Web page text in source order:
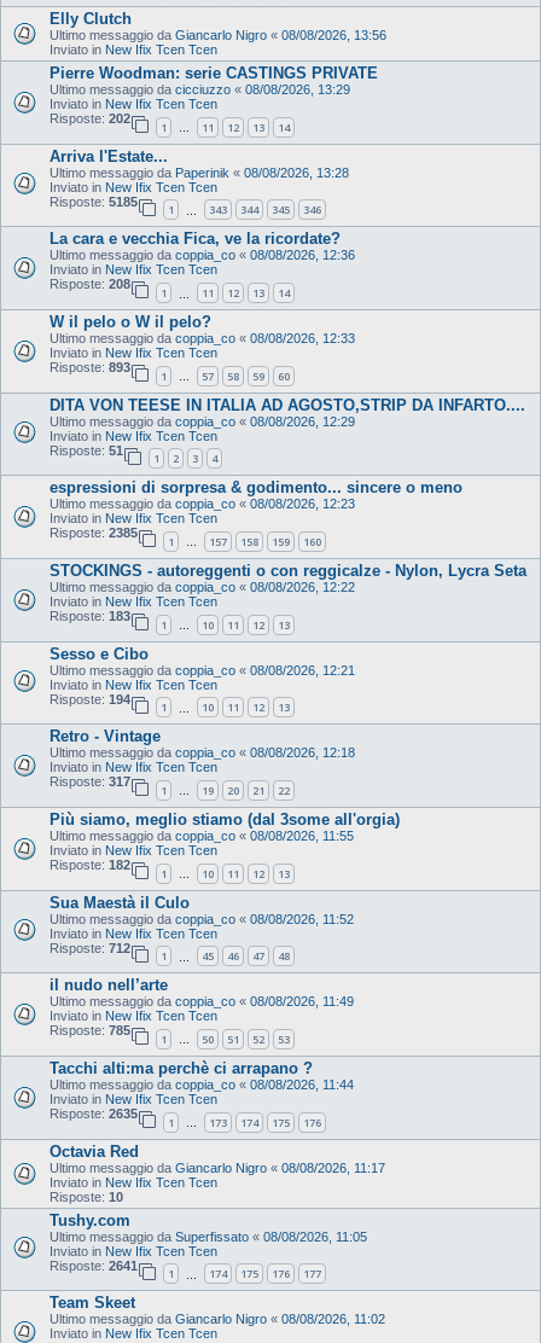
Elly Clutch
Ultimo messaggio da Giancarlo Nigro « 08/08/2026, 13:56
Inviato in New Ifix Tcen Tcen
Pierre Woodman: serie CASTINGS PRIVATE
Ultimo messaggio da cicciuzzo « 08/08/2026, 13:29
Inviato in New Ifix Tcen Tcen
Risposte: 202
1 … 11 12 13 14
Arriva l'Estate...
Ultimo messaggio da Paperinik « 08/08/2026, 13:28
Inviato in New Ifix Tcen Tcen
Risposte: 5185
1 343 344 345 346
La cara e vecchia Fica, ve la ricordate?
Ultimo messaggio da coppia_co « 08/08/2026, 12:36
Inviato in New Ifix Tcen Tcen
Risposte: 208
1 11 12 13 14
W il pelo o W il pelo?
Ultimo messaggio da coppia_co « 08/08/2026, 12:33
Inviato in New Ifix Tcen Tcen
Risposte: 893
1 … 57 58 59 60
DITA VON TEESE IN ITALIA AD AGOSTO,STRIP DA INFARTO....
Ultimo messaggio da coppia_co « 08/08/2026, 12:29
Inviato in New Ifix Tcen Tcen
Risposte: 51
1 2 3 4
espressioni di sorpresa & godimento... sincere o meno
Ultimo messaggio da coppia_co « 08/08/2026, 12:23
Inviato in New Ifix Tcen Tcen
Risposte: 2385
1 … 157 158 159 160
STOCKINGS - autoreggenti o con reggicalze - Nylon, Lycra Seta
Ultimo messaggio da coppia_co « 08/08/2026, 12:22
Inviato in New Ifix Tcen Tcen
Risposte: 183
1 … 10 11 12 13
Sesso e Cibo
Ultimo messaggio da coppia_co « 08/08/2026, 12:21
Inviato in New Ifix Tcen Tcen
Risposte: 194
1 10 11 12 13
Retro - Vintage
Ultimo messaggio da coppia_co « 08/08/2026, 12:18
Inviato in New Ifix Tcen Tcen
Risposte: 317
1 … 19 20 21 22
Più siamo, meglio stiamo (dal 3some all'orgia)
Ultimo messaggio da coppia_co « 08/08/2026, 11:55
Inviato in New Ifix Tcen Tcen
Risposte: 182
1 … 10 11 12 13
Sua Maestà il Culo
Ultimo messaggio da coppia_co « 08/08/2026, 11:52
Inviato in New Ifix Tcen Tcen
Risposte: 712
1 45 46 47 48
il nudo nell’arte
Ultimo messaggio da coppia_co « 08/08/2026, 11:49
Inviato in New Ifix Tcen Tcen
Risposte: 785
1 … 50 51 52 53
Tacchi alti:ma perchè ci arrapano ?
Ultimo messaggio da coppia_co « 08/08/2026, 11:44
Inviato in New Ifix Tcen Tcen
Risposte: 2635
1 173 174 175 176
Octavia Red
Ultimo messaggio da Giancarlo Nigro « 08/08/2026, 11:17
Inviato in New Ifix Tcen Tcen
Risposte: 10
Tushy.com
Ultimo messaggio da Superfissato « 08/08/2026, 11:05
Inviato in New Ifix Tcen Tcen
Risposte: 2641
1 174 175 176 177
Team Skeet
Ultimo messaggio da Giancarlo Nigro « 08/08/2026, 11:02
Inviato in New Ifix Tcen Tcen